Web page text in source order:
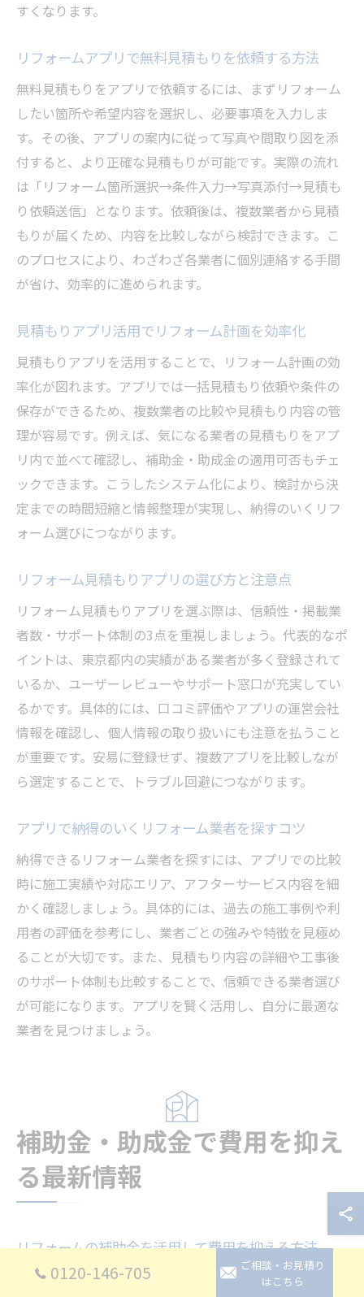
すくなります。
リフォームアプリで無料見積もりを依頼する方法
無料見積もりをアプリで依頼するには、まずリフォーム
したい箇所や希望内容を選択し、必要事項を入力しま
す。その後、アプリの案内に従って写真や間取り図を添
付すると、より正確な見積もりが可能です。実際の流れ
は「リフォーム箇所選択→条件入力→写真添付→見積も
り依頼送信」となります。依頼後は、複数業者から見積
もりが届くため、内容を比較しながら検討できます。こ
のプロセスにより、わざわざ各業者に個別連絡する手間
が省け、効率的に進められます。
見積もりアプリ活用でリフォーム計画を効率化
見積もりアプリを活用することで、リフォーム計画の効
率化が図れます。アプリでは一括見積もり依頼や条件の
保存ができるため、複数業者の比較や見積もり内容の管
理が容易です。例えば、気になる業者の見積もりをアプ
リ内で並べて確認し、補助金・助成金の適用可否もチェ
ックできます。こうしたシステム化により、検討から決
定までの時間短縮と情報整理が実現し、納得のいくリフ
ォーム選びにつながります。
リフォーム見積もりアプリの選び方と注意点
リフォーム見積もりアプリを選ぶ際は、信頼性・掲載業
者数・サポート体制の3点を重視しましょう。代表的なポ
イントは、東京都内の実績がある業者が多く登録されて
いるか、ユーザーレビューやサポート窓口が充実してい
るかです。具体的には、口コミ評価やアプリの運営会社
情報を確認し、個人情報の取り扱いにも注意を払うこと
が重要です。安易に登録せず、複数アプリを比較しなが
ら選定することで、トラブル回避につながります。
アプリで納得のいくリフォーム業者を探すコツ
納得できるリフォーム業者を探すには、アプリでの比較
時に施工実績や対応エリア、アフターサービス内容を細
かく確認しましょう。具体的には、過去の施工事例や利
用者の評価を参考にし、業者ごとの強みや特徴を見極め
ることが大切です。また、見積もり内容の詳細や工事後
のサポート体制も比較することで、信頼できる業者選び
が可能になります。アプリを賢く活用し、自分に最適な
業者を見つけましょう。
補助金・助成金で費用を抑え
る最新情報
リフォームの補助金を活用して費用を抑える方法
リフォーム費用を抑えるには、補助金の活用が有効で
0120-146-705
ご相談・お見積り
はこちら